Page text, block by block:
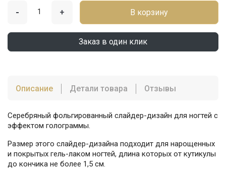
- + В корзину
Заказ в один клик
Описание Детали товара Отзывы
Серебряный фольгированный слайдер-дизайн для ногтей с
эффектом голограммы.
Размер этого слайдер-дизайна подходит для нарощенных
и покрытых гель-лаком ногтей, длина которых от кутикулы
до кончика не более 1,5 см.